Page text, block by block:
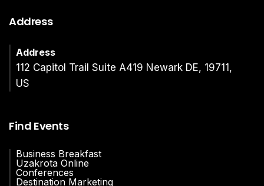
Address
Address
112 Capitol Trail Suite A419 Newark DE, 19711,
US
Find Events
Business Breakfast
Uzakrota Online
Conferences
Destination Marketing